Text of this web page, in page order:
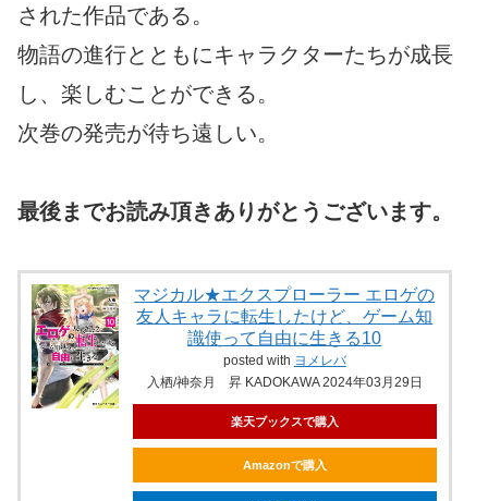
された作品である。
物語の進行とともにキャラクターたちが成長
し、楽しむことができる。
次巻の発売が待ち遠しい。
最後までお読み頂きありがとうございます。
マジカル★エクスプローラー エロゲの
友人キャラに転生したけど、ゲーム知
識使って自由に生きる10
posted with ヨメレバ
入栖/神奈月 昇 KADOKAWA 2024年03月29日
楽天ブックスで購入
Amazonで購入